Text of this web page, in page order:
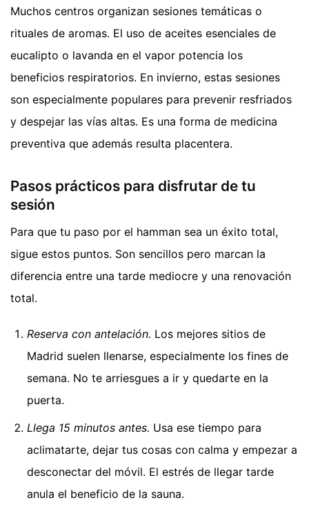
Muchos centros organizan sesiones temáticas o
rituales de aromas. El uso de aceites esenciales de
eucalipto o lavanda en el vapor potencia los
beneficios respiratorios. En invierno, estas sesiones
son especialmente populares para prevenir resfriados
y despejar las vías altas. Es una forma de medicina
preventiva que además resulta placentera.
Pasos prácticos para disfrutar de tu
sesión
Para que tu paso por el hamman sea un éxito total,
sigue estos puntos. Son sencillos pero marcan la
diferencia entre una tarde mediocre y una renovación
total.
Reserva con antelación. Los mejores sitios de
Madrid suelen llenarse, especialmente los fines de
semana. No te arriesgues a ir y quedarte en la
puerta.
Llega 15 minutos antes. Usa ese tiempo para
aclimatarte, dejar tus cosas con calma y empezar a
desconectar del móvil. El estrés de llegar tarde
anula el beneficio de la sauna.